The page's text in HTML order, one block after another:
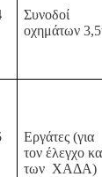
Συνοδοί
οχημάτων 3,5
Εργάτες (για
τον έλεγχο
των ΧΑΔΑ)